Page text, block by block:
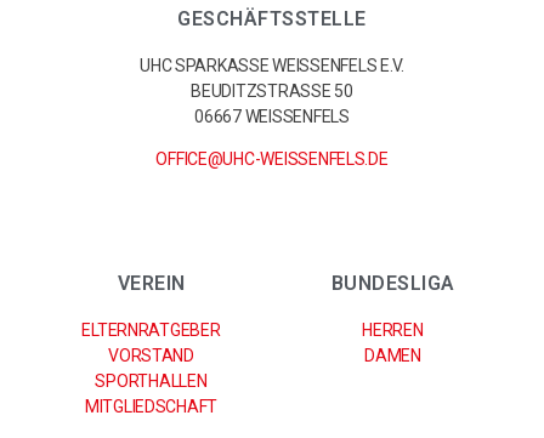
GESCHÄFTSSTELLE
UHC SPARKASSE WEISSENFELS E.V.
BEUDITZSTRASSE 50
06667 WEISSENFELS
OFFICE@UHC-WEISSENFELS.DE
VEREIN
ELTERNRATGEBER
VORSTAND
SPORTHALLEN
MITGLIEDSCHAFT
BUNDESLIGA
HERREN
DAMEN